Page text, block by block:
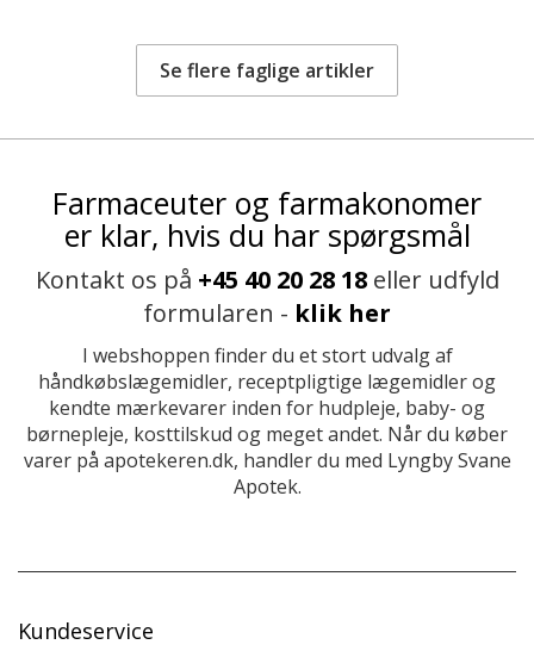
Se flere faglige artikler
Farmaceuter og farmakonomer
er klar, hvis du har spørgsmål
Kontakt os på +45 40 20 28 18eller udfyld
formularen - klik her
I webshoppen finder du et stort udvalg af
håndkøbslægemidler, receptpligtige lægemidler og
kendte mærkevarer inden for hudpleje, baby- og
børnepleje, kosttilskud og meget andet. Når du køber
varer på apotekeren.dk, handler du med Lyngby Svane
Apotek.
Kundeservice